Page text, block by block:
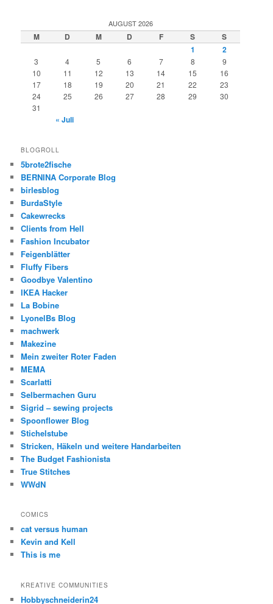
AUGUST 2026
M D M D F S
S
1
2
3 4 5 6 7 8
9
10
11 12 13 14 15
16
17
18 19 20 21 22
23
24
25 26 27 28 29
30
31
« Juli
BLOGROLL
5brote2fische
BERNINA Corporate Blog
birlesblog
BurdaStyle
Cakewrecks
Clients from Hell
Fashion Incubator
Feigenblätter
Fluffy Fibers
Goodbye Valentino
IKEA Hacker
La Bobine
LyonelBs Blog
machwerk
Makezine
Mein zweiter Roter Faden
MEMA
Scarlatti
Selbermachen Guru
Sigrid – sewing projects
Spoonflower Blog
Stichelstube
Stricken, Häkeln und weitere Handarbeiten
The Budget Fashionista
True Stitches
WWdN
COMICS
cat versus human
Kevin and Kell
This is me
KREATIVE COMMUNITIES
Hobbyschneiderin24